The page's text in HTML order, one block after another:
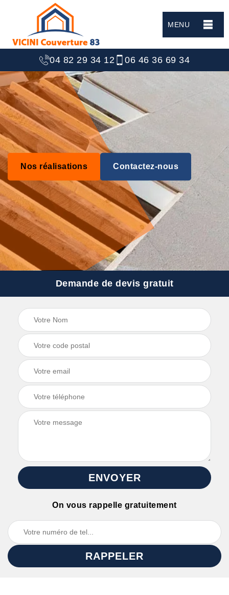
MENU
04 82 29 34 12 06 46 36 69 34
Nos réalisations Contactez-nous
Demande de devis gratuit
On vous rappelle gratuitement